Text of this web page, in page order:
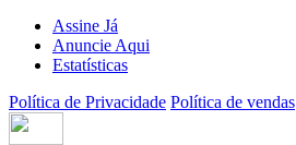
Assine Já
Anuncie Aqui
Estatísticas
Política de Privacidade Política de vendas